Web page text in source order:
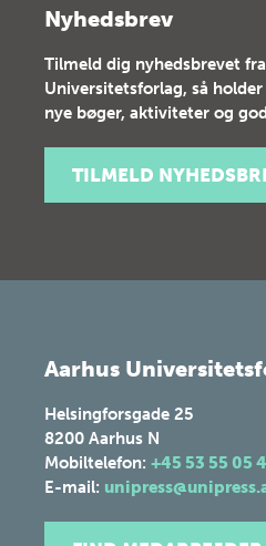
Nyhedsbrev
Tilmeld dig nyhedsbrevet
Universitetsforlag, så
nye bøger, aktiviteter og
TILMELD
Aarhus
Helsingforsgade 25
8200 Aarhus N
Mobiltelefon: +45 53 55 05
E-mail: